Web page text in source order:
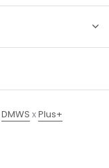
DMWS xPlus+